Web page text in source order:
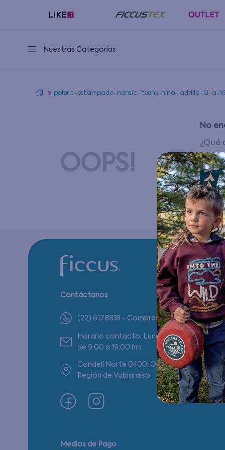
Nuestras Categorías
polera-estampado-nordic-teens-nino-ladrillo-12-a-
OOPS!
No
¿Qué
Contáctanos
(22) 6178818 - Compras Internet
Horario contacto: Lunes a Viernes
de 9:00 a 19:00 hrs
Condell Norte 0400, Quilpué,
Región de Valparaíso
Medios de Pago